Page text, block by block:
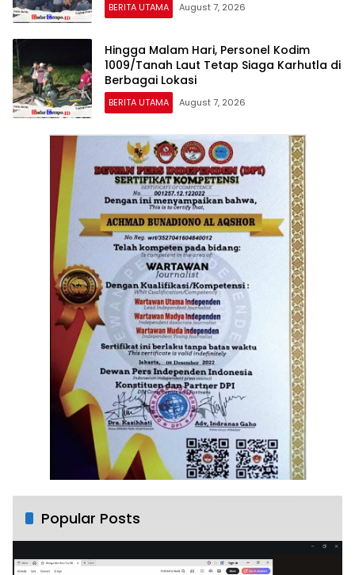
BERITA UTAMA August 7, 2026
Hingga Malam Hari, Personel Kodim
1009/Tanah Laut Tetap Siaga Karhutla di
Berbagai Lokasi
BERITA UTAMA August 7, 2026
Popular Posts